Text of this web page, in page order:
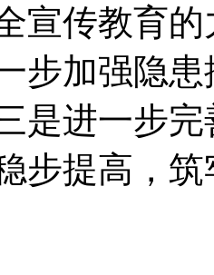
宣传教育
步加强隐
是进一步
步提高，